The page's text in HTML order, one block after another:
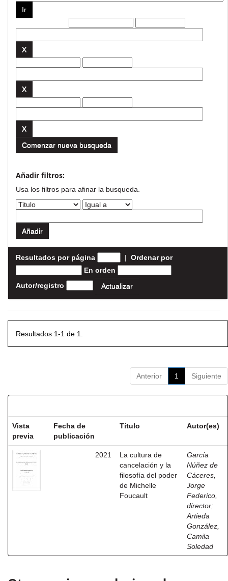
Comenzar nueva busqueda
Añadir filtros:
Usa los filtros para afinar la busqueda.
Resultados por página | Ordenar por
En orden
Autor/registro
Resultados 1-1 de 1.
Anterior 1 Siguiente
Vista
previa
Fecha de
publicación
Título Autor(es)
2021
La cultura de
cancelación y la
filosofía del poder
de Michelle
Foucault
García
Núñez de
Cáceres,
Jorge
Federico,
director;
Artieda
González,
Camila
Soledad